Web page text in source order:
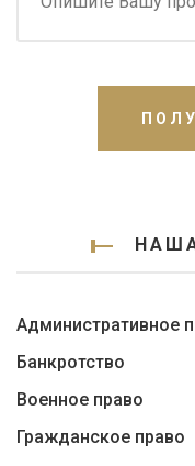
Административное
Банкротство
Военное право
Гражданское право